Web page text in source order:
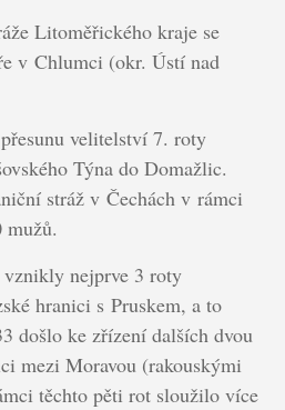
Litoměřického kraje se
v Chlumci (okr. Ústí nad
velitelství 7. roty
Týna do Domažlic.
stráž v Čechách v rámci
mužů.
vznikly nejprve 3 roty
hranici s Pruskem, a to
došlo ke zřízení dalších dvou
mezi Moravou (rakouskými
těchto pěti rot sloužilo více